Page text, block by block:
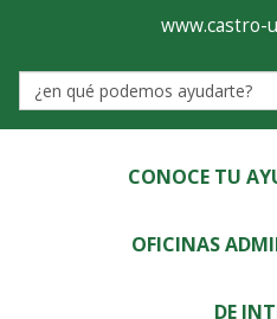
de
Castro-
Urdiales
www.castro-
Label
CONOCE TU
OFICINAS
DE